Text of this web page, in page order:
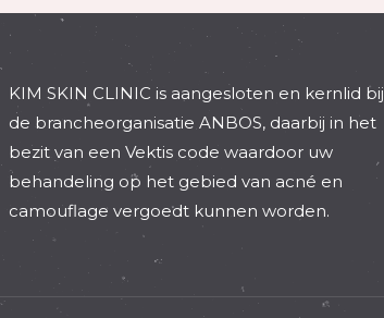
KIM SKIN CLINIC is aangesloten en kernlid bij
de brancheorganisatie ANBOS, daarbij in het
bezit van een Vektis code waardoor uw
behandeling op het gebied van acné en
camouflage vergoedt kunnen worden.